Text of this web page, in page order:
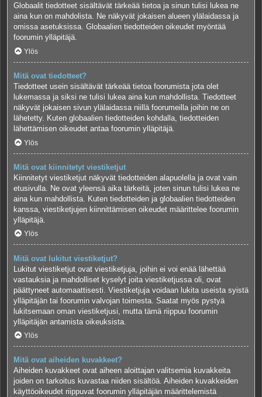
Globaalit tiedotteet sisältävät tärkeää tietoa ja sinun tulisi lukea ne
aina kun on mahdolista. Ne näkyvät jokaisen alueen ylälaidassa ja
omissa asetuksissa. Globaalien tiedotteiden oikeudet myöntää
foorumin ylläpitäjä.
Ylös
Mitä ovat tiedotteet?
Tiedotteet usein sisältävät tärkeää tietoa foorumista jota olet
lukemassa ja siksi ne tulisi lukea aina kun mahdollista. Tiedotteet
näkyvät jokaisen sivun ylälaidassa niillä foorumeilla joihin ne on
lähetetty. Kuten globaalien tiedotteiden kohdalla, tiedotteiden
lähettämisen oikeudet antaa foorumin ylläpitäjä.
Ylös
Mitä ovat kiinnitetyt viestiketjut
Kiinnitetyt viestiketjut näkyvät tiedotteiden alapuolella ja ovat vain
etusivulla. Ne ovat yleensä aika tärkeitä, joten sinun tulisi lukea ne
aina kun mahdollista. Kuten tiedotteiden ja globaalien tiedotteiden
kanssa, viestiketjujen kiinnittämisen oikeudet määrittelee foorumin
ylläpitäjä.
Ylös
Mitä ovat lukitut viestiketjut?
Lukitut viestiketjut ovat viestiketjuja, joihin ei voi enää lähettää
vastauksia ja mahdolliset kyselyt joita viestiketjussa oli, ovat
päättyneet automaattisesti. Viestiketjuja voidaan lukita useista syistä
ylläpitäjän tai foorumin valvojan toimesta. Saatat myös pystyä
lukitsemaan oman viestiketjusi, mutta tämä riippuu foorumin
ylläpitäjän antamista oikeuksista.
Ylös
Mitä ovat aiheiden kuvakkeet?
Aiheiden kuvakkeet ovat aiheen aloittajan valitsemia kuvakkeita
joiden on tarkoitus kuvastaa niiden sisältöä. Aiheiden kuvakkeiden
käyttöoikeudet riippuvat foorumin ylläpitäjän määrittelemistä